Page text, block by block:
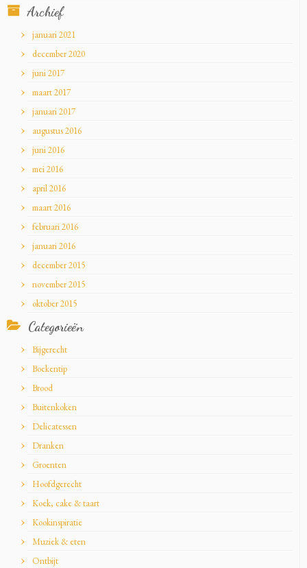
Archief
januari 2021
december 2020
juni 2017
maart 2017
januari 2017
augustus 2016
juni 2016
mei 2016
april 2016
maart 2016
februari 2016
januari 2016
december 2015
november 2015
oktober 2015
Categorieën
Bijgerecht
Boekentip
Brood
Buitenkoken
Delicatessen
Dranken
Groenten
Hoofdgerecht
Koek, cake & taart
Kookinspiratie
Muziek & eten
Ontbijt